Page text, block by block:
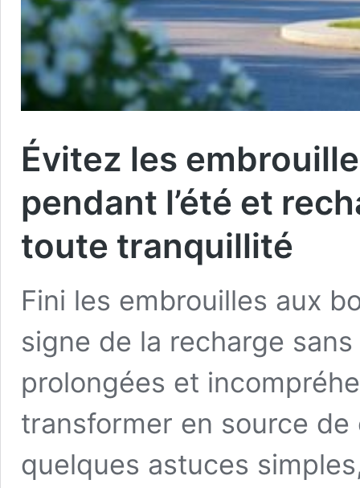
Évitez les
pendant l’été et
toute tranquillité
Fini les embrouilles aux
signe de la recharge
prolongées et
transformer en source
quelques astuces